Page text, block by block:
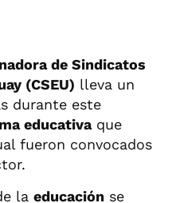
de Sindicatos
(CSEU) lleva un
durante este
educativaque
fueron convocados
la educación se